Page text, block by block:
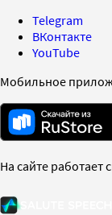
Telegram
ВКонтакте
YouTube
Мобильное
На сайте работает